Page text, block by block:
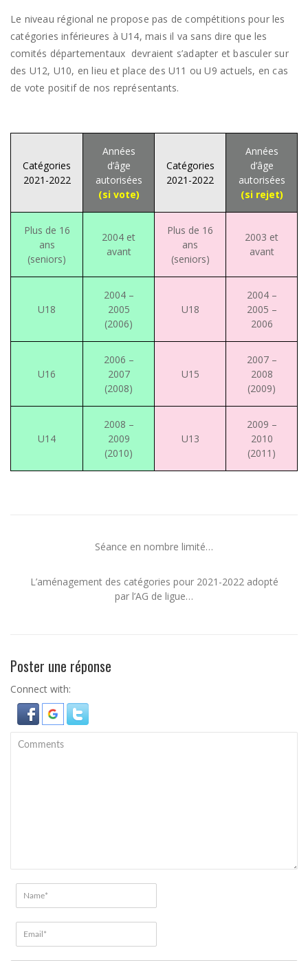
Le niveau régional ne propose pas de compétitions pour les
catégories inférieures à U14, mais il va sans dire que les
comités départementaux devraient s’adapter et basculer sur
des U12, U10, en lieu et place des U11 ou U9 actuels, en cas
de vote positif de nos représentants.
Catégories
2021-2022
Années
d’âge
autorisées
(si vote)
Catégories
2021-2022
Années
d’âge
autorisées
(si rejet)
Plus de 16
ans
(seniors)
2004 et
avant
Plus de 16
ans
(seniors)
2003 et
avant
U18
2004 –
2005
(2006)
U18
2004 –
2005 –
2006
U16
2006 –
2007
(2008)
U15
2007 –
2008
(2009)
U14
2008 –
2009
(2010)
U13
2009 –
2010
(2011)
Séance en nombre limité…
L’aménagement des catégories pour 2021-2022 adopté
par l’AG de ligue…
Poster une réponse
Connect with: